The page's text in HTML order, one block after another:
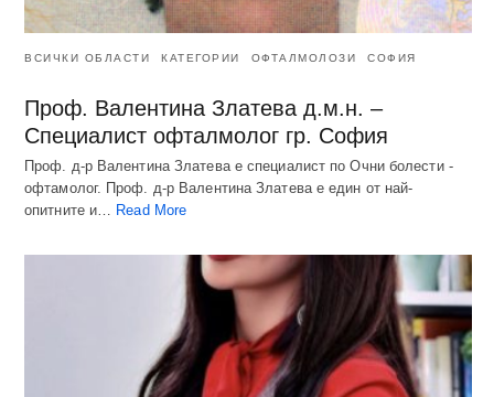
ВСИЧКИ ОБЛАСТИ КАТЕГОРИИ ОФТАЛМОЛОЗИ СОФИЯ
Проф. Валентина Златева д.м.н. –
Специалист офталмолог гр. София
Проф. д-р Валентина Златева е специалист по Очни болести -
офтамолог. Проф. д-р Валентина Златева е един от най-
опитните и… Read More